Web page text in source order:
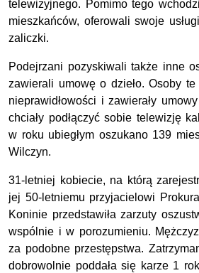
telewizyjnego. Pomimo tego
mieszkańców, oferowali swoje
zaliczki.
Podejrzani pozyskiwali także inne
zawierali umowę o dzieło. Osoby te
nieprawidłowości i zawierały
chciały podłączyć sobie telewizję
w roku ubiegłym oszukano 139
Wilczyn.
31-letniej kobiecie, na którą
jej 50-letniemu przyjacielowi
Koninie przedstawiła zarzuty
wspólnie i w porozumieniu.
za podobne przestępstwa.
dobrowolnie poddała się karze 1